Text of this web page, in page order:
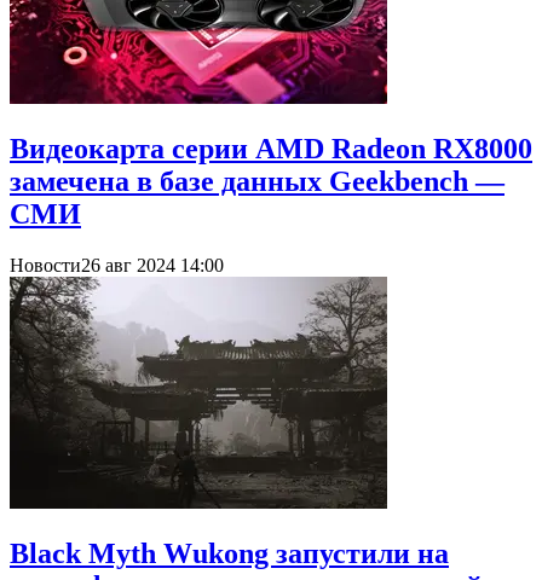
Видеокарта серии AMD Radeon RX8000
замечена в базе данных Geekbench —
СМИ
Новости26 авг 2024 14:00
Black Myth Wukong запустили на